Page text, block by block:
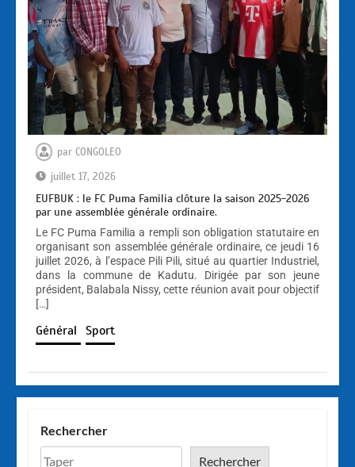
par CONGOLEO
juillet 17, 2026
EUFBUK : le FC Puma Familia clôture la saison 2025-2026
par une assemblée générale ordinaire.
Le FC Puma Familia a rempli son obligation statutaire en
organisant son assemblée générale ordinaire, ce jeudi 16
juillet 2026, à l’espace Pili Pili, situé au quartier Industriel,
dans la commune de Kadutu. Dirigée par son jeune
président, Balabala Nissy, cette réunion avait pour objectif
[…]
Général Sport
Rechercher
Rechercher